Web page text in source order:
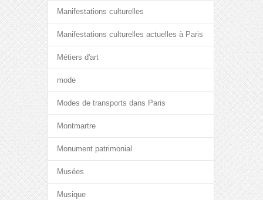
Manifestations culturelles
Manifestations culturelles actuelles à Paris
Métiers d'art
mode
Modes de transports dans Paris
Montmartre
Monument patrimonial
Musées
Musique